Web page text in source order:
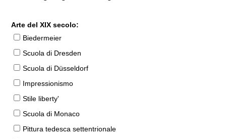
Arte del XIX secolo:
Biedermeier
Scuola di Dresden
Scuola di Düsseldorf
Impressionismo
Stile liberty'
Scuola di Monaco
Pittura tedesca settentrionale